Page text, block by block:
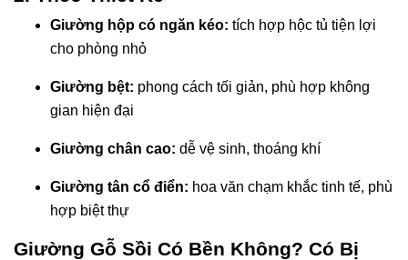
Giường hộp có ngăn kéo: tích hợp hộc tủ tiện lợi
cho phòng nhỏ
Giường bệt: phong cách tối giản, phù hợp không
gian hiện đại
Giường chân cao: dễ vệ sinh, thoáng khí
Giường tân cổ điển: hoa văn chạm khắc tinh tế, phù
hợp biệt thự
Giường Gỗ Sồi Có Bền Không? Có Bị